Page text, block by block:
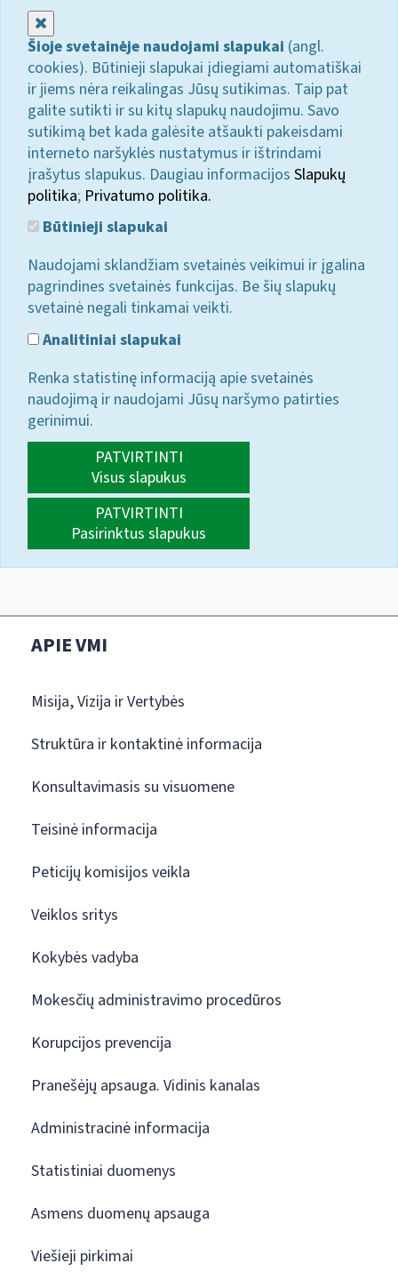
Šioje svetainėje naudojami slapukai (angl.
cookies). Būtinieji slapukai įdiegiami automatiškai
ir jiems nėra reikalingas Jūsų sutikimas. Taip pat
galite sutikti ir su kitų slapukų naudojimu. Savo
sutikimą bet kada galėsite atšaukti pakeisdami
interneto naršyklės nustatymus ir ištrindami
įrašytus slapukus. Daugiau informacijos Slapukų
politika; Privatumo politika.
Būtinieji slapukai
Naudojami sklandžiam svetainės veikimui ir įgalina
pagrindines svetainės funkcijas. Be šių slapukų
svetainė negali tinkamai veikti.
Analitiniai slapukai
Renka statistinę informaciją apie svetainės
naudojimą ir naudojami Jūsų naršymo patirties
gerinimui.
PATVIRTINTI
Visus slapukus
PATVIRTINTI
Pasirinktus slapukus
APIE VMI
Misija, Vizija ir Vertybės
Struktūra ir kontaktinė informacija
Konsultavimasis su visuomene
Teisinė informacija
Peticijų komisijos veikla
Veiklos sritys
Kokybės vadyba
Mokesčių administravimo procedūros
Korupcijos prevencija
Pranešėjų apsauga. Vidinis kanalas
Administracinė informacija
Statistiniai duomenys
Asmens duomenų apsauga
Viešieji pirkimai